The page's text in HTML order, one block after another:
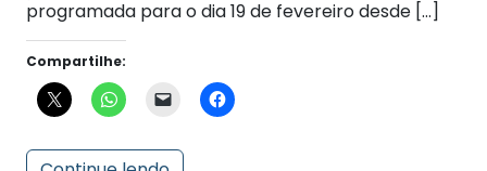
Compartilhe:
Continue lendo